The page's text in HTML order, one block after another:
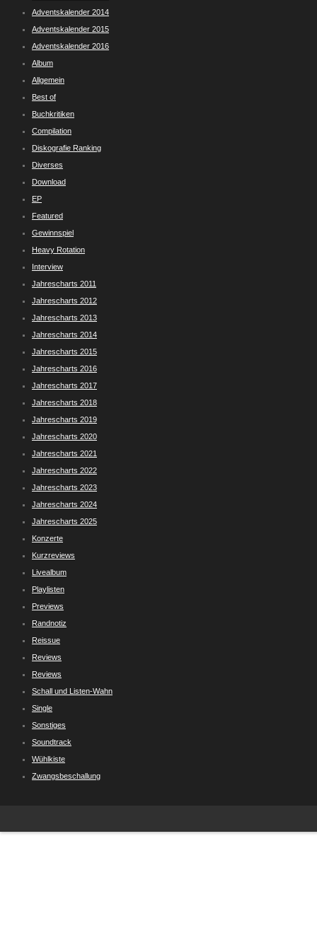
Adventskalender 2014
Adventskalender 2015
Adventskalender 2016
Album
Allgemein
Best of
Buchkritiken
Compilation
Diskografie Ranking
Diverses
Download
EP
Featured
Gewinnspiel
Heavy Rotation
Interview
Jahrescharts 2011
Jahrescharts 2012
Jahrescharts 2013
Jahrescharts 2014
Jahrescharts 2015
Jahrescharts 2016
Jahrescharts 2017
Jahrescharts 2018
Jahrescharts 2019
Jahrescharts 2020
Jahrescharts 2021
Jahrescharts 2022
Jahrescharts 2023
Jahrescharts 2024
Jahrescharts 2025
Konzerte
Kurzreviews
Livealbum
Playlisten
Previews
Randnotiz
Reissue
Reviews
Reviews
Schall und Listen-Wahn
Single
Sonstiges
Soundtrack
Wühlkiste
Zwangsbeschallung